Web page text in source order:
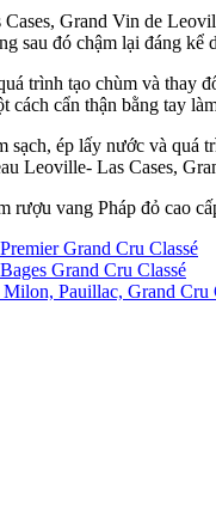
Grand Vin de
sau đó chậm lại đáng kể
trình tạo chùm và thay
cách cẩn thận bằng tay
sạch, ép lấy nước và
Leoville- Las Cases,
rượu vang Pháp đỏ cao
Grand Cru Classé
Grand Cru Classé
Pauillac, Grand Cru